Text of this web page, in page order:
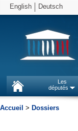
English Deutsch
Les
députés
Accueil > Dossiers